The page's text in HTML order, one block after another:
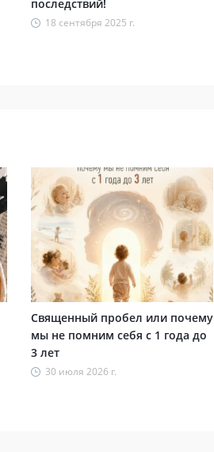
последствий!
18 сентября 2025 г.
Священный пробел или почему
мы не помним себя с 1 года до
3 лет
30 июля 2026 г.